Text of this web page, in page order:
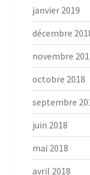
janvier 2019
décembre
novembre
octobre 2018
septembre
juin 2018
mai 2018
avril 2018